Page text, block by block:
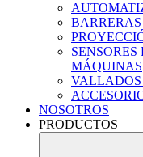
SENSORES
MÁQUINAS
VALLADOS
NOSOTROS
PRODUCTOS